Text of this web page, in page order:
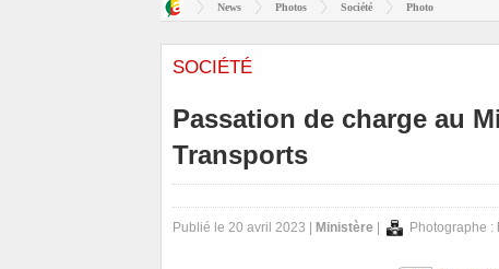
News Photos Société Photo
SOCIÉTÉ
Passation de charge au
Transports
Publié le 20 avril 2023 | Ministère Photographe :